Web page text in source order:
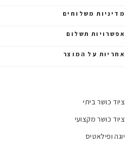
מדיניות משלוחים
אפשרויות תשלום
אחריות על המוצר
ציוד כושר ביתי
ציוד כושר מקצועי
יוגה ופילאטיס